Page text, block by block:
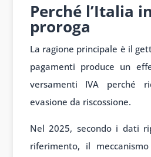
Perché l’Italia
proroga
La ragione principale è il
pagamenti produce un
versamenti IVA perché
evasione da riscossione.
Nel 2025, secondo i dati
riferimento, il